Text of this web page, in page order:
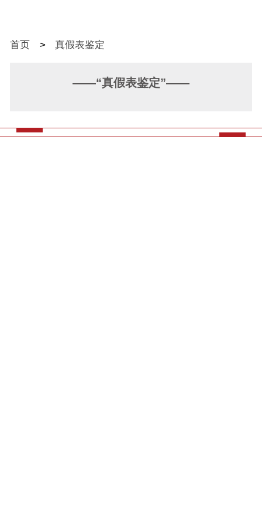
首页 > 真假表鉴定
——“真假表鉴定”——